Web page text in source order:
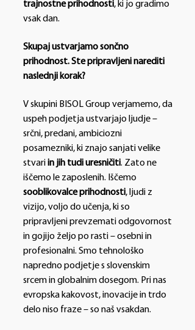
trajnostne prihodnosti, ki jo gradimo
vsak dan.
Skupaj ustvarjamo sončno
prihodnost. Ste pripravljeni narediti
naslednji korak?
V skupini BISOL Group verjamemo, da
uspeh podjetja ustvarjajo ljudje –
srčni, predani, ambiciozni
posamezniki, ki znajo sanjati velike
stvariin jih tudi uresničiti. Zato ne
iščemo le zaposlenih. Iščemo
sooblikovalce prihodnosti, ljudi z
vizijo, voljo do učenja, ki so
pripravljeni prevzemati odgovornost
in gojijo željo po rasti – osebni in
profesionalni. Smo tehnološko
napredno podjetje s slovenskim
srcem in globalnim dosegom. Pri nas
evropska kakovost, inovacije in trdo
delo niso fraze – so naš vsakdan.